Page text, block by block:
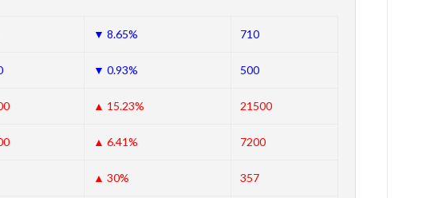
▼ 8.65% 710
▼ 0.93% 500
▲ 15.23% 21500
▲ 6.41% 7200
▲ 30% 357